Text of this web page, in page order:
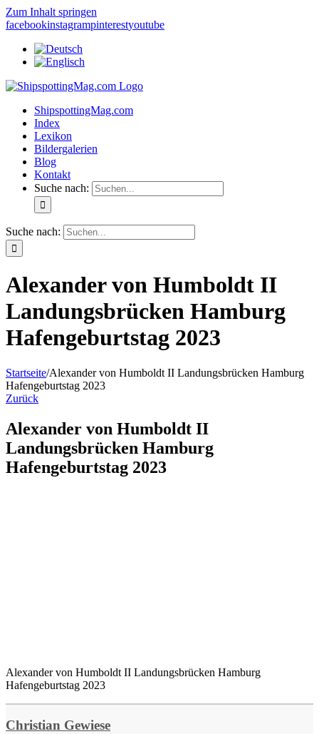
Zum Inhalt springen
facebookinstagrampinterestyoutube
ShipspottingMag.com
Index
Lexikon
Bildergalerien
Blog
Kontakt
Suche nach:
Suche nach:
Alexander von Humboldt II
Landungsbrücken Hamburg
Hafengeburtstag 2023
Startseite/Alexander von Humboldt II Landungsbrücken Hamburg
Hafengeburtstag 2023
Zurück
Alexander von Humboldt II
Landungsbrücken Hamburg
Hafengeburtstag 2023
Alexander von Humboldt II Landungsbrücken Hamburg
Hafengeburtstag 2023
Christian Gewiese